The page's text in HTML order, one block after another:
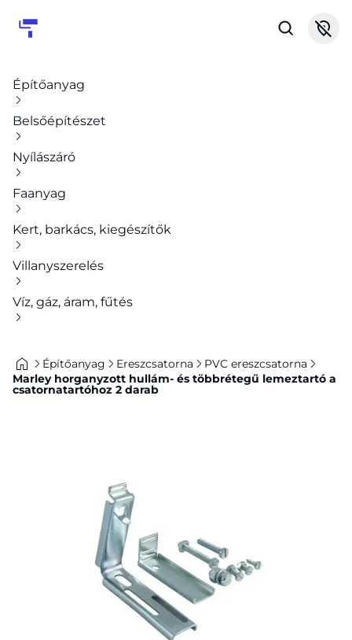
Építőanyag
Belsőépítészet
Nyílászáró
Faanyag
Kert, barkács, kiegészítők
Villanyszerelés
Víz, gáz, áram, fűtés
Építőanyag Ereszcsatorna
PVC ereszcsatorna
Marley horganyzott hullám- és többrétegű lemeztartó a
csatornatartóhoz 2 darab